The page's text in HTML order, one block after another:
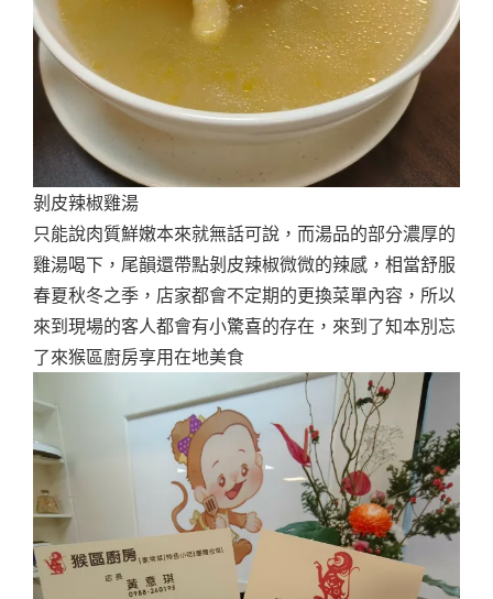
剝皮辣椒雞湯
只能說肉質鮮嫩本來就無話可說，而湯品的部分濃厚的
雞湯喝下，尾韻還帶點剝皮辣椒微微的辣感，相當舒服
春夏秋冬之季，店家都會不定期的更換菜單內容，所以
來到現場的客人都會有小驚喜的存在，來到了知本別忘
了來猴區廚房享用在地美食